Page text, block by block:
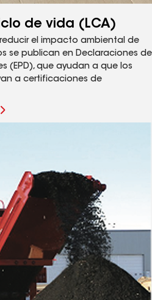
de vida (LCA)
reducir el impacto ambiental de
se publican en Declaraciones de
(EPD), que ayudan a que los
a certificaciones de